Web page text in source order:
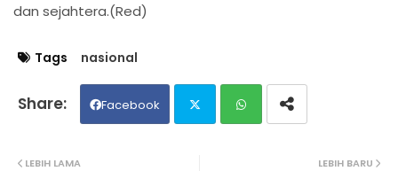
dan sejahtera.(Red)
Tags nasional
Facebook
LEBIH BARU
LEBIH LAMA